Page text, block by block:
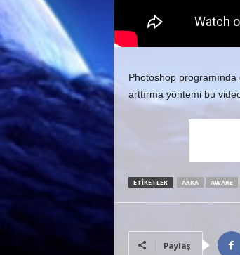
Photoshop
arttırma yöntemi bu
ETIKETLER ARKA AWARE
Paylaş